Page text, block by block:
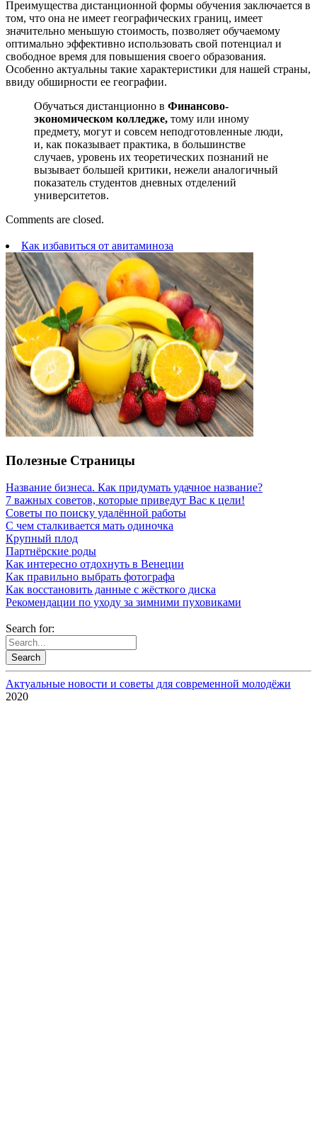
Преимущества дистанционной формы обучения заключается в
том, что она не имеет географических границ, имеет
значительно меньшую стоимость, позволяет обучаемому
оптимально эффективно использовать свой потенциал и
свободное время для повышения своего образования.
Особенно актуальны такие характеристики для нашей страны,
ввиду обширности ее географии.
Обучаться дистанционно в Финансово-
экономическом колледже, тому или иному
предмету, могут и совсем неподготовленные люди,
и, как показывает практика, в большинстве
случаев, уровень их теоретических познаний не
вызывает большей критики, нежели аналогичный
показатель студентов дневных отделений
университетов.
Comments are closed.
Как избавиться от авитаминоза
Полезные Страницы
Название бизнеса. Как придумать удачное название?
7 важных советов, которые приведут Вас к цели!
Советы по поиску удалённой работы
С чем сталкивается мать одиночка
Крупный плод
Партнёрские роды
Как интересно отдохнуть в Венеции
Как правильно выбрать фотографа
Как восстановить данные с жёсткого диска
Рекомендации по уходу за зимними пуховиками
Search for:
Актуальные новости и советы для современной молодёжи
2020